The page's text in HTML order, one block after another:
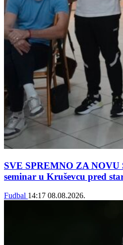
SVE SPREMNO ZA NOVU
seminar u Kruševcu pred
Fudbal 14:17 08.08.2026.